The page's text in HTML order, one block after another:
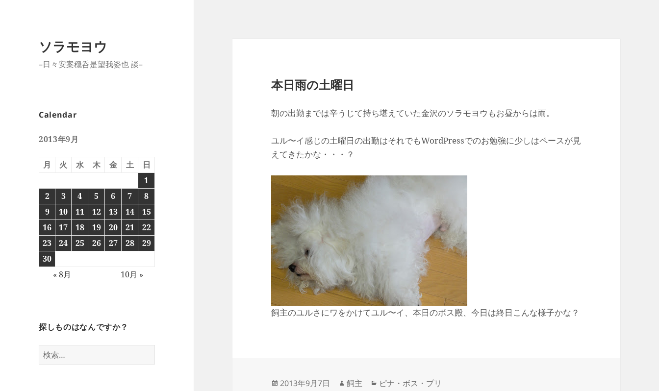
ソラモヨウ
–日々安案穏呑是望我姿也 談–
Calendar
2013年9月
月 火 水 木 金 土
日
1
2
3 4 5 6 7
8
9
10 11 12 13 14
15
16
17 18 19 20 21
22
23
24 25 26 27 28
29
30
« 8月
10月 »
探しものはなんですか？
検
索:
本日雨の土曜日
朝の出勤までは辛うじて持ち堪えていた金沢のソラモヨウもお昼からは雨。
ユル〜イ感じの土曜日の出勤はそれでもWordPressでのお勉強に少しはペースが見
えてきたかな・・・？
飼主のユルさにワをかけてユル〜イ、本日のボス殿、今日は終日こんな様子かな？
投
2013年9月7日
作
飼主
カ
ピナ・ボス・プリ